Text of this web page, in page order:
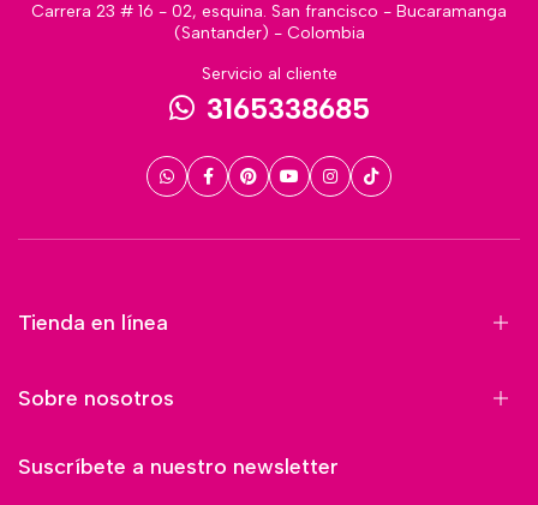
Carrera 23 # 16 - 02, esquina. San francisco - Bucaramanga
(Santander) - Colombia
Servicio al cliente
3165338685
Tienda en línea
Sobre nosotros
Suscríbete a nuestro newsletter